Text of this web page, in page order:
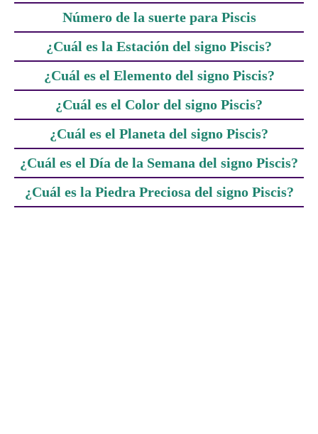
Número de la suerte para Piscis
¿Cuál es la Estación del signo Piscis?
¿Cuál es el Elemento del signo Piscis?
¿Cuál es el Color del signo Piscis?
¿Cuál es el Planeta del signo Piscis?
¿Cuál es el Día de la Semana del signo Piscis?
¿Cuál es la Piedra Preciosa del signo Piscis?